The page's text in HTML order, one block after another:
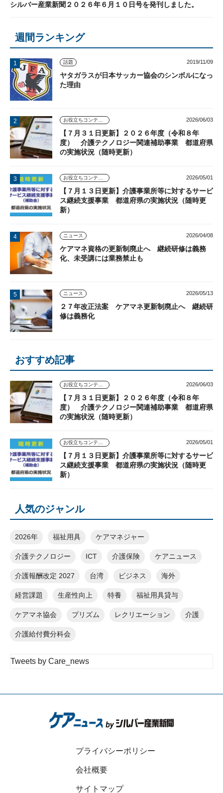
シルバー産業新聞２０２６年６月１０日号を発刊しました。
週間ランキング
話題 2019/11/09
ヤタガラスが日本サッカー協会のシンボルになっ
た理由
お役立ちコンテンツ 2026/06/03
【７月３１日更新】２０２６年度（令和８年
度） 介護テクノロジー関連補助事業 都道府県
の実施状況（随時更新）
お役立ちコンテンツ 2026/05/01
【７月１３日更新】介護事業所等に対するサービ
ス継続支援事業 都道府県の実施状況（随時更
新）
ニュース 2026/04/08
ケアマネ資格の更新制廃止へ 継続研修は義務
化、未受講には業務禁止も
ニュース 2026/05/13
２７年改正法案 ケアマネ更新制廃止へ 継続研
修は義務化
おすすめ記事
お役立ちコンテンツ 2026/06/03
【７月３１日更新】２０２６年度（令和８年
度） 介護テクノロジー関連補助事業 都道府県
の実施状況（随時更新）
お役立ちコンテンツ 2026/05/01
【７月１３日更新】介護事業所等に対するサービ
ス継続支援事業 都道府県の実施状況（随時更
新）
人気のジャンル
2026年 福祉用具 ケアマネジャー
介護テクノロジー ICT 介護保険 ケアニュース
介護報酬改定 2027 台湾 ビジネス 海外
経営課題 生産性向上 特養 福祉用具貸与
ケアマネ協会 プリズム レクリエーション 介護
介護給付費分科会
Tweets by Care_news
プライバシーポリシー
会社概要
サイトマップ